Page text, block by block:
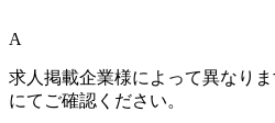
A
求人掲載企業様によって異なり
にてご確認ください。